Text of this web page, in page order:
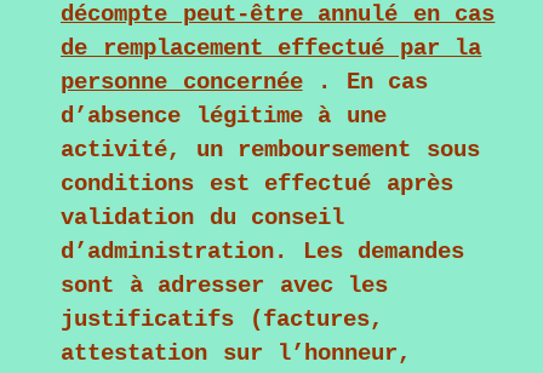
décompte peut-être annulé en cas
de remplacement effectué par la
personne concernée. En cas
d’absence légitime à une
activité, un remboursement sous
conditions est effectué après
validation du conseil
d’administration. Les demandes
sont à adresser avec les
justificatifs (factures,
attestation sur l’honneur,